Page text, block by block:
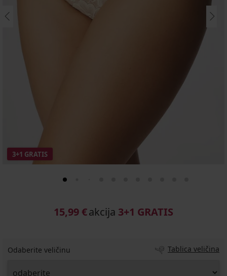
3+1 GRATIS
15,99 €akcija 3+1 GRATIS
Odaberite veličinu Tablica veličina